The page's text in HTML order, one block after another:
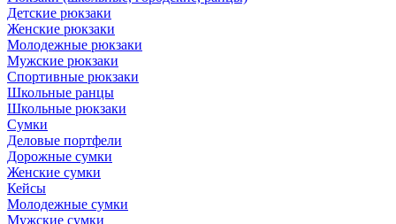
Детские рюкзаки
Женские рюкзаки
Молодежные рюкзаки
Мужские рюкзаки
Спортивные рюкзаки
Школьные ранцы
Школьные рюкзаки
Сумки
Деловые портфели
Дорожные сумки
Женские сумки
Кейсы
Молодежные сумки
Мужские сумки